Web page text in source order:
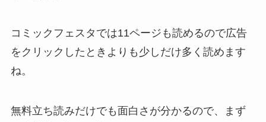
コミックフェスタでは11ページも読めるので広告
をクリックしたときよりも少しだけ多く読めます
ね。
無料立ち読みだけでも面白さが分かるので、まず